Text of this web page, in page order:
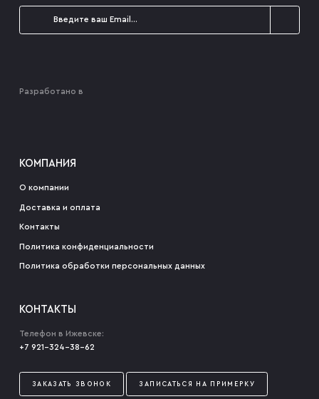
Разработано в
КОМПАНИЯ
О компании
Доставка и оплата
Контакты
Политика конфиденциальности
Политика обработки персональных данных
КОНТАКТЫ
Телефон в Ижевске:
+7 921-324-38-62
ЗАКАЗАТЬ ЗВОНОК ЗАПИСАТЬСЯ НА ПРИМЕРКУ